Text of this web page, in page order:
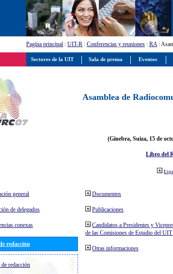
Pagína principal : UIT-R : Conferencias y reuniones : RA:
Asamblea de
(Ginebra, Suiza, 15 de
Libro del
general
de delegados
conexas
redacción
de redacción
Documentos
Publicaciones
Candidatos a Presidentes y
de las Comisiones de Estudio del
Otras informaciones
Sectores de la UIT Sala de prensa Eventos